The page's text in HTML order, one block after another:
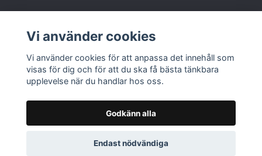
Läs mer
© 2026 Nolbox AB
Vi använder cookies
Vi använder cookies för att anpassa det innehåll som
visas för dig och för att du ska få bästa tänkbara
upplevelse när du handlar hos oss.
Godkänn alla
Endast nödvändiga